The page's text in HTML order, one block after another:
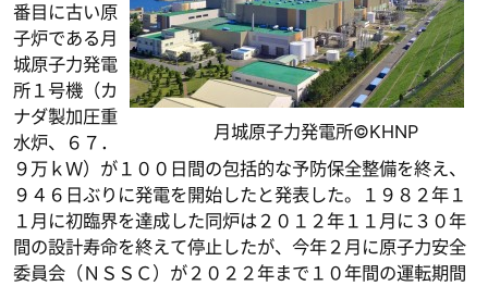
月城原子力発電所©KHNP
番目に古い原
子炉である月
城原子力発電
所１号機（カ
ナダ製加圧重
水炉、６７．
９万ｋＷ）が１００日間の包括的な予防保全整備を終え、
９４６日ぶりに発電を開始したと発表した。１９８２年１
１月に初臨界を達成した同炉は２０１２年１１月に３０年
間の設計寿命を終えて停止したが、今年２月に原子力安全
委員会（ＮＳＳＣ）が２０２２年まで１０年間の運転期間